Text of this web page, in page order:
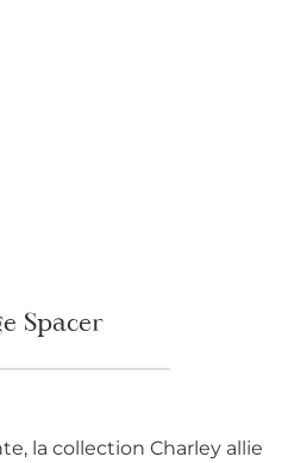
Spacer
la collection Charley allie